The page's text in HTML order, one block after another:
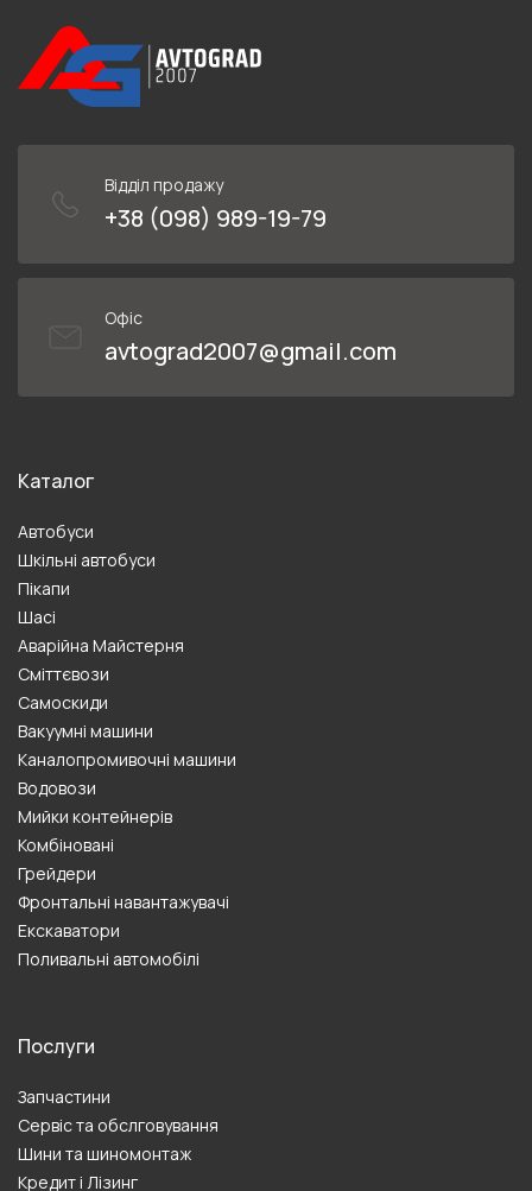
Каталог
Автобуси
Шкільні автобуси
Пікапи
Шасі
Аварійна Майстерня
Сміттєвози
Самоскиди
Вакуумні машини
Каналопромивочні машини
Водовози
Мийки контейнерів
Комбіновані
Грейдери
Фронтальні навантажувачі
Екскаватори
Поливальні автомобілі
Послуги
Запчастини
Сервіс та обслговування
Шини та шиномонтаж
Кредит і Лізинг
Відділ продажу
+38 (098) 989-19-79
Офіс
avtograd2007@gmail.com